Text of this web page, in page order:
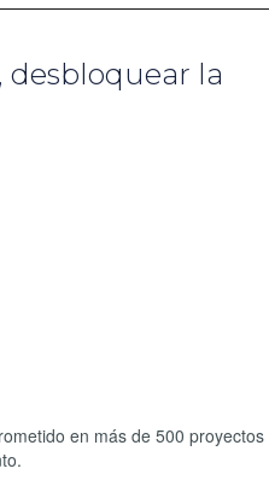
la
en más de 500 proyectos